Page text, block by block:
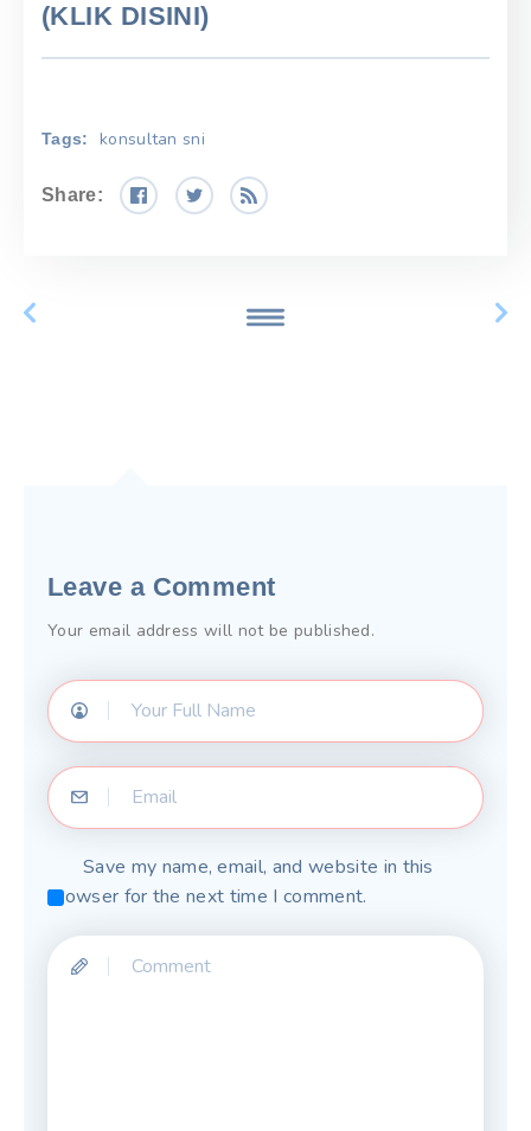
(KLIK DISINI)
Tags: konsultan sni
Share:
Leave a Comment
Your email address will not be published.
Save my name, email, and website in this
browser for the next time I comment.